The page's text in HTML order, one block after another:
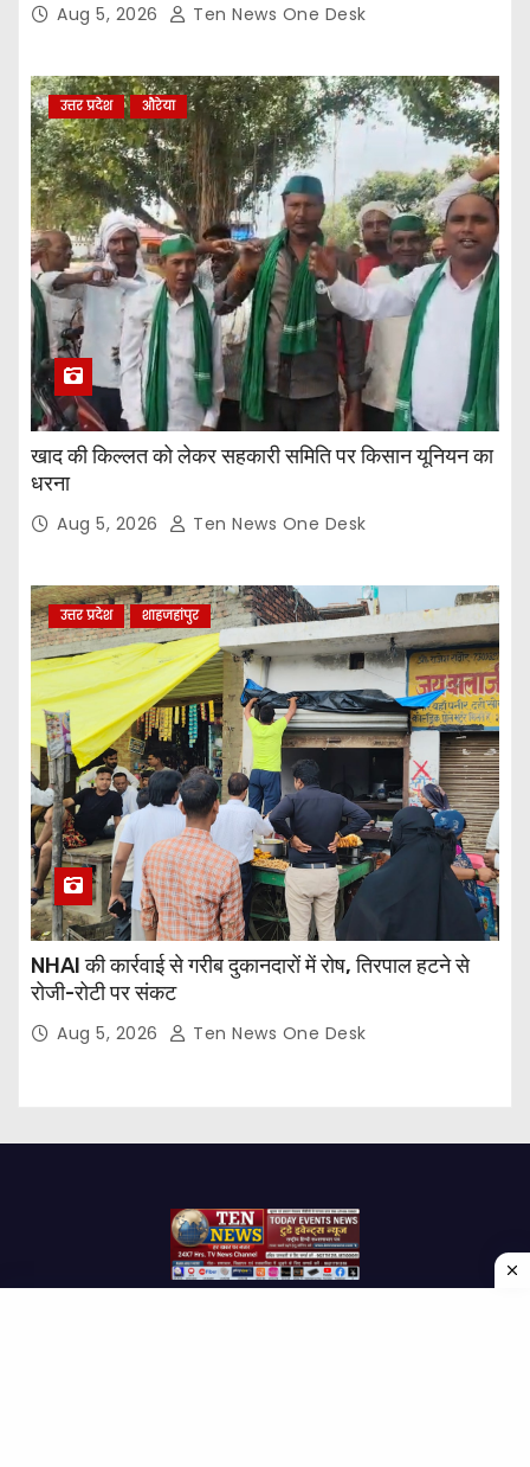
Aug 5, 2026 Ten News One Desk
उत्तर प्रदेश औरेया
खाद की किल्लत को लेकर सहकारी समिति पर किसान यूनियन का
धरना
Aug 5, 2026 Ten News One Desk
उत्तर प्रदेश शाहजहांपुर
NHAI की कार्रवाई से गरीब दुकानदारों में रोष, तिरपाल हटने से
रोजी-रोटी पर संकट
Aug 5, 2026 Ten News One Desk